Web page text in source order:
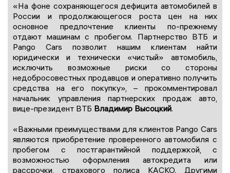
«На фоне сохраняющегося дефицита автомобилей в
России и продолжающегося роста цен на них
основное предпочтение клиенты по-прежнему
отдают машинам с пробегом. Партнерство ВТБ и
Pango Cars позволит нашим клиентам найти
юридически и технически «чистый» автомобиль,
исключить возможные риски со стороны
недобросовестных продавцов и оперативно получить
средства на его покупку», – прокомментировал
начальник управления партнерских продаж авто,
вице-президент ВТБ Владимир Высоцкий.
«Важными преимуществами для клиентов Pango Cars
являются приобретение проверенного автомобиля с
пробегом с постгарантийной поддержкой, с
возможностью оформления автокредита или
рассрочки, страхового полиса КАСКО. Другими